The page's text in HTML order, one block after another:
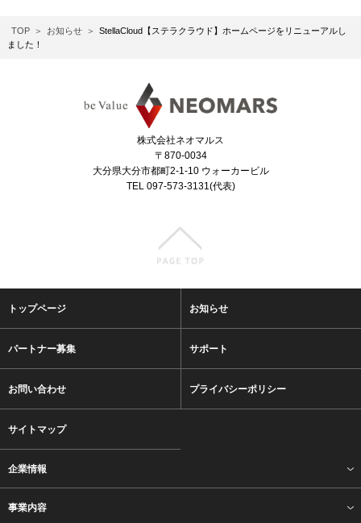
TOP お知らせ
StellaCloud【ステラクラウド】ホームページをリニューアルし
ました！
株式会社ネオマルス
〒870-0034
大分県大分市都町2-1-10 ウォーカービル
TEL 097-573-3131(代表)
トップページ お知らせ
パートナー募集 サポート
お問い合わせ プライバシーポリシー
サイトマップ
企業情報
事業内容